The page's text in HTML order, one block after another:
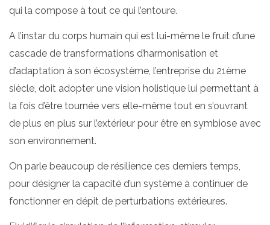
qui la compose à tout ce qui l’entoure.
A l’instar du corps humain qui est lui-même le fruit d’une
cascade de transformations d’harmonisation et
d’adaptation à son écosystème, l’entreprise du 21ème
siècle, doit adopter une vision holistique lui permettant à
la fois d’être tournée vers elle-même tout en s’ouvrant
de plus en plus sur l’extérieur pour être en symbiose avec
son environnement.
On parle beaucoup de résilience ces derniers temps,
pour désigner la capacité d’un système à continuer de
fonctionner en dépit de perturbations extérieures.